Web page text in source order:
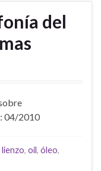
del
04/2010
lienzo, oil, óleo,